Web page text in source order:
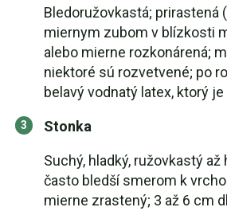
Bledoružovkastá; prirastená
miernym zubom v blízkosti
alebo mierne rozkonárená;
niektoré sú rozvetvené; po
belavý vodnatý latex, ktorý
Stonka
Suchý, hladký, ružovkastý až
často bledší smerom k
mierne zrastený; 3 až 6 cm